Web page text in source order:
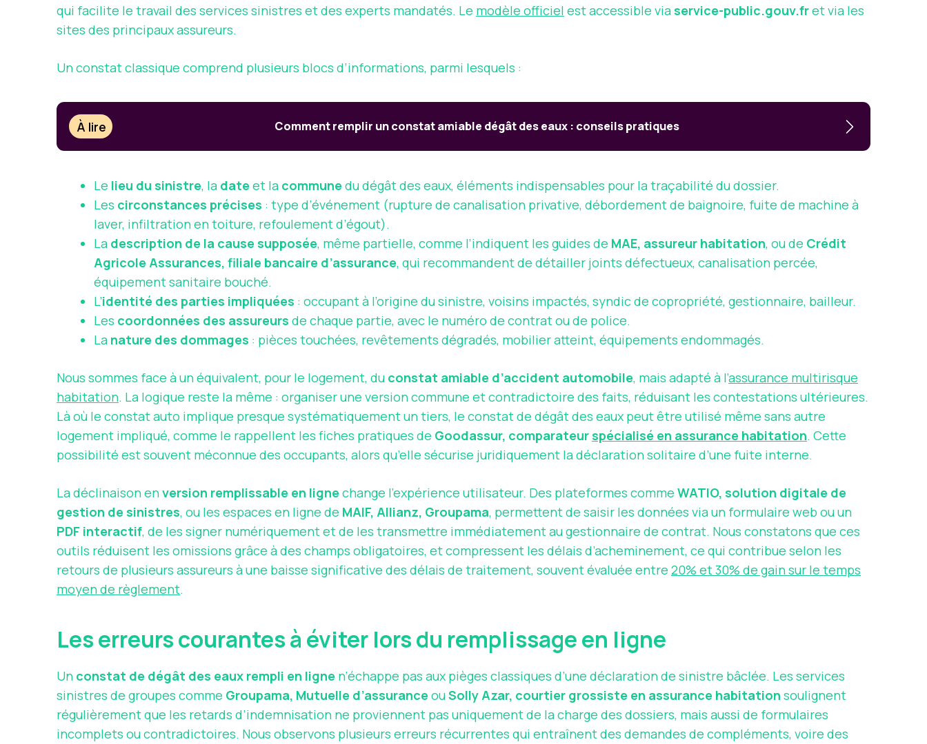
qui facilite le travail des services sinistres et des experts mandatés. Le modèle officiel est accessible via service-public.gouv.fret via les
sites des principaux assureurs.
Un constat classique comprend plusieurs blocs d’informations, parmi lesquels :
À lire Comment remplir un constat amiable dégât des eaux : conseils pratiques
Le lieu du sinistre, la date et la commune du dégât des eaux, éléments indispensables pour la traçabilité du dossier.
Les circonstances précises : type d’événement (rupture de canalisation privative, débordement de baignoire, fuite de machine à
laver, infiltration en toiture, refoulement d’égout).
La description de la cause supposée, même partielle, comme l’indiquent les guides de MAE, assureur habitation, ou de Crédit
Agricole Assurances, filiale bancaire d’assurance, qui recommandent de détailler joints défectueux, canalisation percée,
équipement sanitaire bouché.
L’identité des parties impliquées : occupant à l’origine du sinistre, voisins impactés, syndic de copropriété, gestionnaire, bailleur.
Les coordonnées des assureurs de chaque partie, avec le numéro de contrat ou de police.
La nature des dommages : pièces touchées, revêtements dégradés, mobilier atteint, équipements endommagés.
Nous sommes face à un équivalent, pour le logement, du constat amiable d’accident automobile, mais adapté à l’assurance multirisque
habitation. La logique reste la même : organiser une version commune et contradictoire des faits, réduisant les contestations ultérieures.
Là où le constat auto implique presque systématiquement un tiers, le constat de dégât des eaux peut être utilisé même sans autre
logement impliqué, comme le rappellent les fiches pratiques de Goodassur, comparateur spécialisé en assurance habitation. Cette
possibilité est souvent méconnue des occupants, alors qu’elle sécurise juridiquement la déclaration solitaire d’une fuite interne.
La déclinaison enversion remplissable en ligne change l’expérience utilisateur. Des plateformes comme WATIO, solution digitale de
gestion de sinistres, ou les espaces en ligne de MAIF, Allianz, Groupama, permettent de saisir les données via un formulaire web ou un
PDF interactif, de les signer numériquement et de les transmettre immédiatement au gestionnaire de contrat. Nous constatons que ces
outils réduisent les omissions grâce à des champs obligatoires, et compressent les délais d’acheminement, ce qui contribue selon les
retours de plusieurs assureurs à une baisse significative des délais de traitement, souvent évaluée entre 20% et 30% de gain sur le temps
moyen de règlement.
Les erreurs courantes à éviter lors du remplissage en ligne
Un constat de dégât des eaux rempli en ligne n’échappe pas aux pièges classiques d’une déclaration de sinistre bâclée. Les services
sinistres de groupes comme Groupama, Mutuelle d’assurance ouSolly Azar, courtier grossiste en assurance habitation soulignent
régulièrement que les retards d’indemnisation ne proviennent pas uniquement de la charge des dossiers, mais aussi de formulaires
incomplets ou contradictoires. Nous observons plusieurs erreurs récurrentes qui entraînent des demandes de compléments, voire des